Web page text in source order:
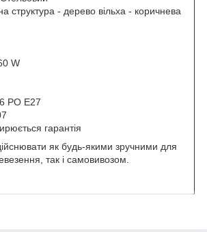
структура - дерево вільха - коричнева
W
PO E27
гарантія
як будь-якими зручними для
так і самовивозом.